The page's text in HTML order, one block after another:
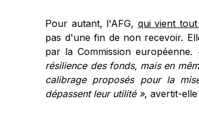
Pour autant, l'AFG, qui vient
pas d'une fin de non recevoir.
par la Commission européenne.
résilience des fonds, mais en
calibrage proposés pour la
dépassent leur utilité », avertit-